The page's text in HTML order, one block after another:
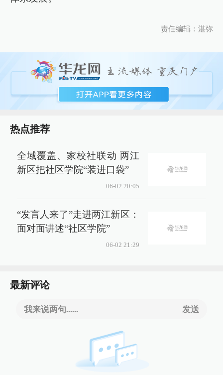
责任编辑：湛弥
热点推荐
全域覆盖、家校社联动 两江
新区把社区学院“装进口袋”
06-02 20:05
“发言人来了”走进两江新区：
面对面讲述“社区学院”
06-02 21:29
最新评论
我来说两句...... 发送